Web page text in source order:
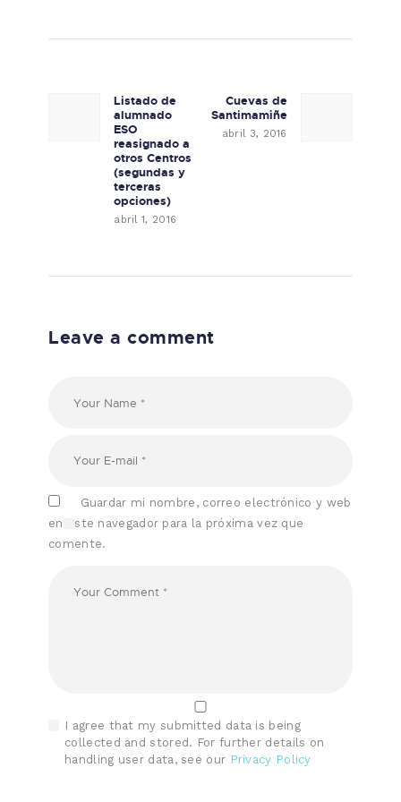
Previous post:
Listado de
alumnado
ESO
reasignado a
otros Centros
(segundas y
terceras
opciones)
abril 1, 2016
Next post:
Cuevas de
Santimamiñe
abril 3, 2016
Leave a comment
Guardar mi nombre, correo electrónico y web
en este navegador para la próxima vez que
comente.
I agree that my submitted data is being
collected and stored. For further details on
handling user data, see our Privacy Policy